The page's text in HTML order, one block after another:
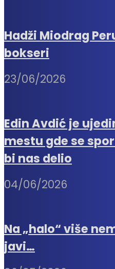
Hadži Miodrag
bokseri
23/06/2026
Edin Avdić je
mestu gde se
bi nas delio
04/06/2026
Na „halo“ više
javi…